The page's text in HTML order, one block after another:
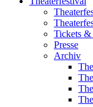
Tickets &
Presse
Archiv